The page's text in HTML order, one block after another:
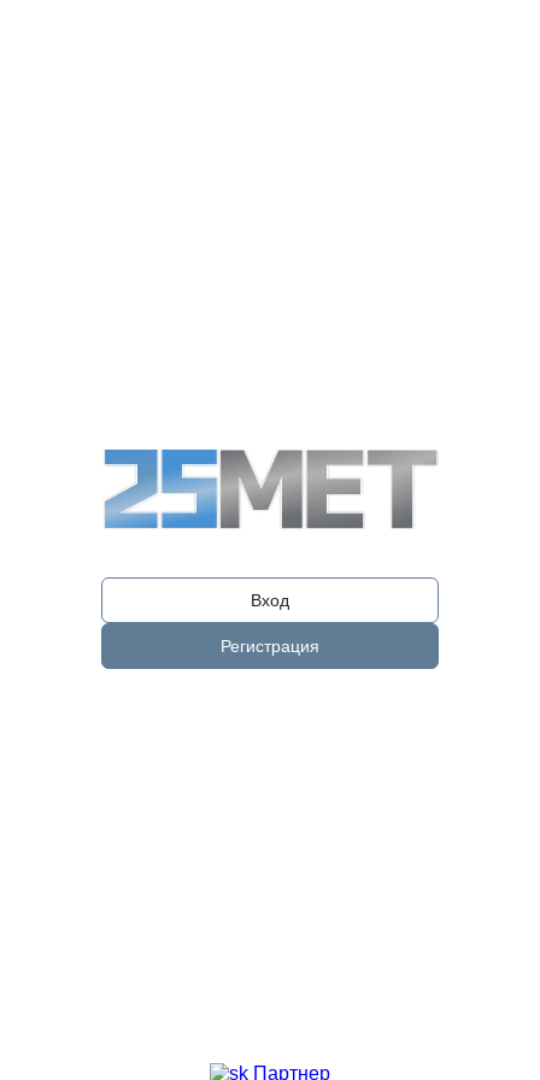
Вход
Регистрация